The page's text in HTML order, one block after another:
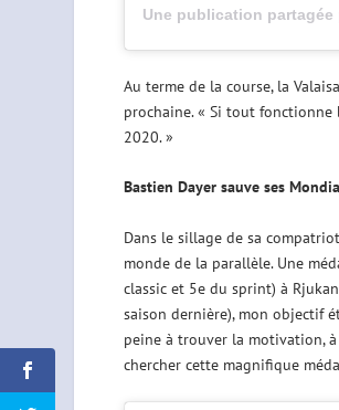
Une publication partagée
Au terme de la course, la
prochaine. « Si tout
2020. »
Bastien Dayer sauve ses
Dans le sillage de sa
monde de la parallèle. Une
classic et 5e du sprint) à
saison dernière), mon objectif
peine à trouver la motivation,
chercher cette magnifique